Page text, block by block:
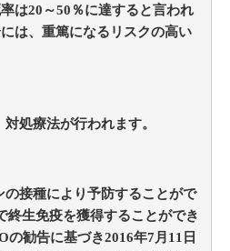
は20～50％に達すると言われ
は、重篤になるリスクの高い
処療法が行われます。
接種により予防することがで
終生免疫を獲得することができ
の勧告に基づき2016年7月11日